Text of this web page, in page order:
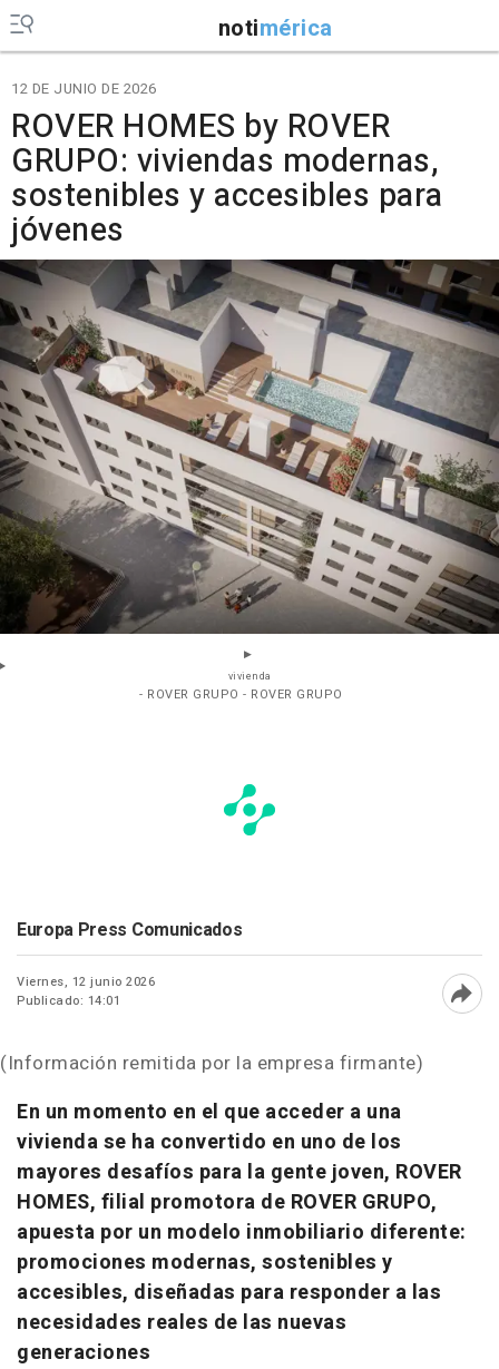
notimérica
12 DE JUNIO DE 2026
ROVER HOMES by ROVER
GRUPO: viviendas modernas,
sostenibles y accesibles para
jóvenes
vivienda
- ROVER GRUPO - ROVER GRUPO
Europa Press Comunicados
Viernes, 12 junio 2026
Publicado: 14:01
(Información remitida por la empresa firmante)
En un momento en el que acceder a una
vivienda se ha convertido en uno de los
mayores desafíos para la gente joven, ROVER
HOMES, filial promotora de ROVER GRUPO,
apuesta por un modelo inmobiliario diferente:
promociones modernas, sostenibles y
accesibles, diseñadas para responder a las
necesidades reales de las nuevas
generaciones